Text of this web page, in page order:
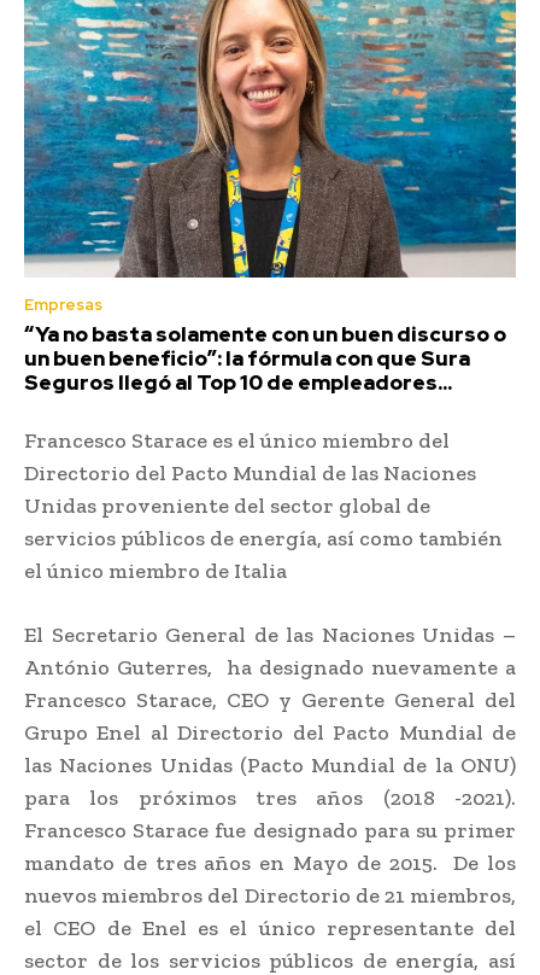
Empresas
“Ya no basta solamente con un buen discurso o
un buen beneficio”: la fórmula con que Sura
Seguros llegó al Top 10 de empleadores...
Francesco Starace es el único miembro del
Directorio del Pacto Mundial de las Naciones
Unidas proveniente del sector global de
servicios públicos de energía, así como también
el único miembro de Italia
El Secretario General de las Naciones Unidas –
António Guterres, ha designado nuevamente a
Francesco Starace, CEO y Gerente General del
Grupo Enel al Directorio del Pacto Mundial de
las Naciones Unidas (Pacto Mundial de la ONU)
para los próximos tres años (2018 -2021).
Francesco Starace fue designado para su primer
mandato de tres años en Mayo de 2015. De los
nuevos miembros del Directorio de 21 miembros,
el CEO de Enel es el único representante del
sector de los servicios públicos de energía, así